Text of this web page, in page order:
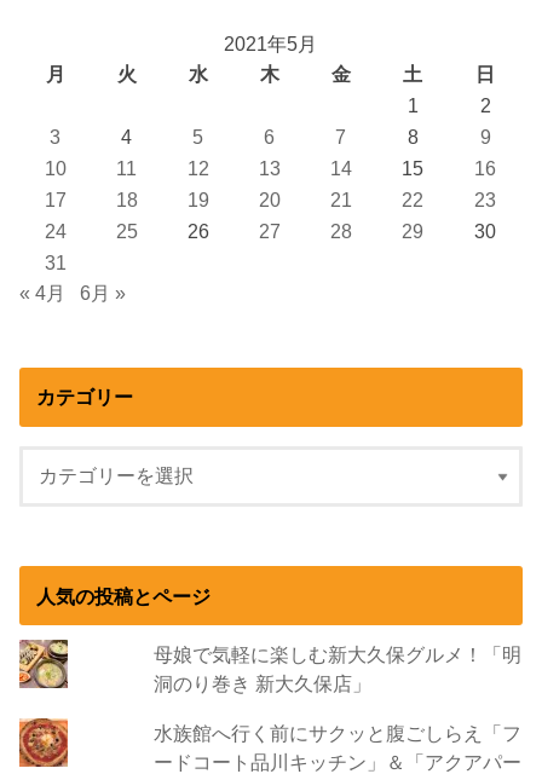
2021年5月
月
火 水 木 金 土
日
1
2
3
4 5 6 7 8
9
10
11 12 13 14 15
16
17
18 19 20 21 22
23
24
25 26 27 28 29
30
31
« 4月
6月 »
カテゴリー
人気の投稿とページ
母娘で気軽に楽しむ新大久保グルメ！「明
洞のり巻き 新大久保店」
水族館へ行く前にサクッと腹ごしらえ「フ
ードコート品川キッチン」＆「アクアパー